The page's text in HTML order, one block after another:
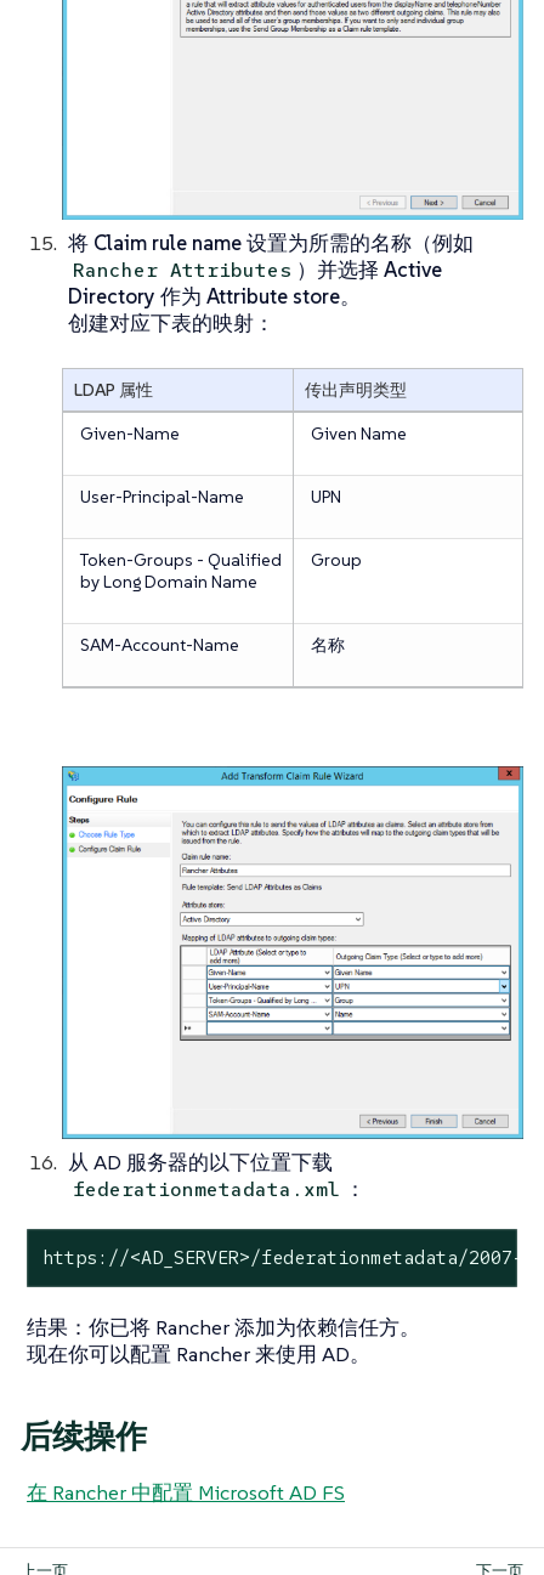
将 Claim rule name设置为所需的名称（例如
Rancher Attributes ）并选择Active
Directory 作为 Attribute store。
创建对应下表的映射：
LDAP 属性
传出声明类型
Given-Name
Given Name
User-Principal-Name UPN
Token-Groups - Qualified
by Long Domain Name
Group
SAM-Account-Name 名称
从 AD 服务器的以下位置下载
federationmetadata.xml ：
https://<AD_SERVER>/federationmetadata/2007-
结果 ：你已将 Rancher 添加为依赖信任方。
现在你可以配置 Rancher 来使用 AD。
后续操作
在 Rancher 中配置 Microsoft AD FS